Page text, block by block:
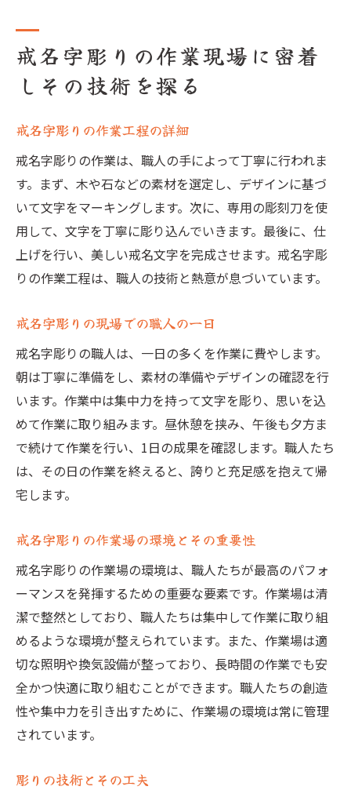
戒名字彫りの作業現場に密着
しその技術を探る
戒名字彫りの作業工程の詳細
戒名字彫りの作業は、職人の手によって丁寧に行われま
す。まず、木や石などの素材を選定し、デザインに基づ
いて文字をマーキングします。次に、専用の彫刻刀を使
用して、文字を丁寧に彫り込んでいきます。最後に、仕
上げを行い、美しい戒名文字を完成させます。戒名字彫
りの作業工程は、職人の技術と熱意が息づいています。
戒名字彫りの現場での職人の一日
戒名字彫りの職人は、一日の多くを作業に費やします。
朝は丁寧に準備をし、素材の準備やデザインの確認を行
います。作業中は集中力を持って文字を彫り、思いを込
めて作業に取り組みます。昼休憩を挟み、午後も夕方ま
で続けて作業を行い、1日の成果を確認します。職人たち
は、その日の作業を終えると、誇りと充足感を抱えて帰
宅します。
戒名字彫りの作業場の環境とその重要性
戒名字彫りの作業場の環境は、職人たちが最高のパフォ
ーマンスを発揮するための重要な要素です。作業場は清
潔で整然としており、職人たちは集中して作業に取り組
めるような環境が整えられています。また、作業場は適
切な照明や換気設備が整っており、長時間の作業でも安
全かつ快適に取り組むことができます。職人たちの創造
性や集中力を引き出すために、作業場の環境は常に管理
されています。
彫りの技術とその工夫